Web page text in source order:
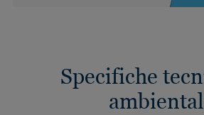
Specifiche